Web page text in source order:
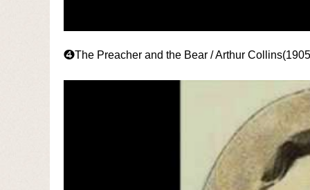
❹The Preacher and the Bear / Arthur